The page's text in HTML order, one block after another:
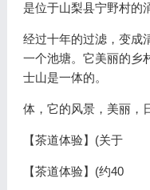
是位于山梨县宁野村的
经过十年的过滤，变成
一个池塘。它美丽的乡
士山是一体的。
体，它的风景，美丽，
【茶道体验】(关于
【茶道体验】(约40